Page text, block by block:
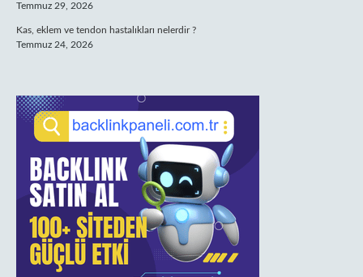
Temmuz 29, 2026
Kas, eklem ve tendon hastalıkları nelerdir ?
Temmuz 24, 2026